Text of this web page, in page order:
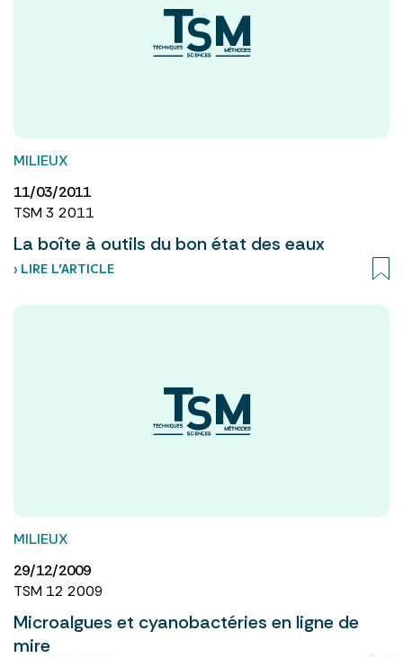
MILIEUX
11/03/2011
TSM 3 2011
La boîte à outils du bon état des eaux
› LIRE L’ARTICLE
MILIEUX
29/12/2009
TSM 12 2009
Microalgues et cyanobactéries en ligne de
mire